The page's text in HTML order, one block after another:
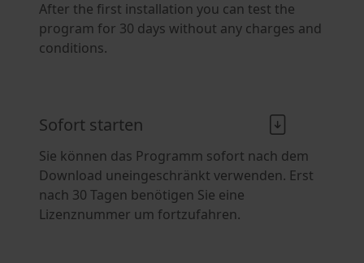
After the first installation you can test the
program for 30 days without any charges and
conditions.
Sofort starten
Sie können das Programm sofort nach dem
Download uneingeschränkt verwenden. Erst
nach 30 Tagen benötigen Sie eine
Lizenznummer um fortzufahren.